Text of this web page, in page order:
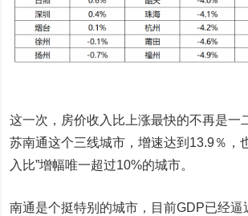
这一次，房价收入比上涨最快的不再是一
苏南通这个三线城市，增速达到13.9％，
入比”增幅唯一超过10%的城市。
南通是个挺特别的城市，目前GDP已经逼